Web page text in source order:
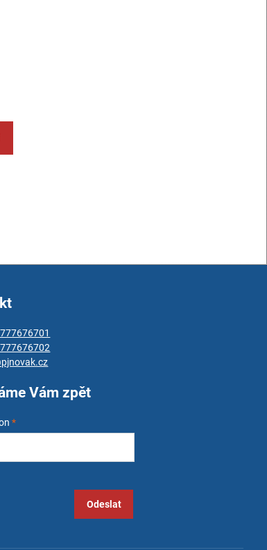
Vám zpět
*
Odeslat